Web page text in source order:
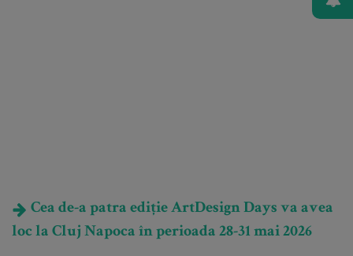
Cea de-a patra ediție ArtDesign Days va avea
loc la Cluj Napoca în perioada 28-31 mai 2026